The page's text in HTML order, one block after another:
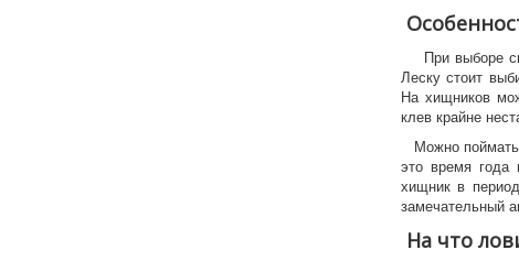
При выборе
Леску стоит
На хищников
клев крайне
Можно
это время года
хищник в
замечательный
На что